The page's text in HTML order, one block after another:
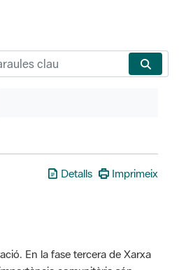
Detalls Imprimeix
En la fase tercera de Xarxa